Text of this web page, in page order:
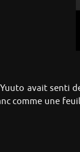
Yuuto avait senti
comme une